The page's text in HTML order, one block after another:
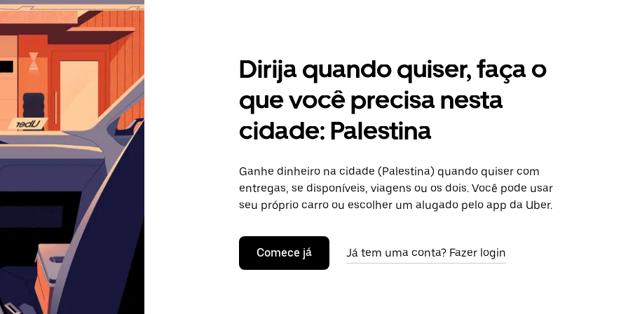
Dirija quando quiser, faça o
que você precisa nesta
cidade: Palestina
Ganhe dinheiro na cidade (Palestina) quando quiser com
entregas, se disponíveis, viagens ou os dois. Você pode usar
seu próprio carro ou escolher um alugado pelo app da Uber.
Comece já Já tem uma conta? Fazer login